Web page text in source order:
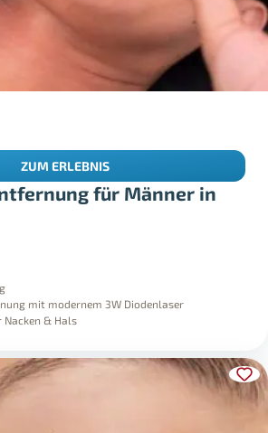
für Männer in
mit modernem 3W Diodenlaser
& Hals
ZUM ERLEBNIS